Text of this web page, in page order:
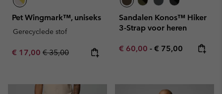
Pet Wingmark™, uniseks
Gerecyclede stof
Sale price:
€ 17,00 Regular price:
€ 35,00
Sandalen Konos™ Hiker
3-Strap voor heren
Minimum sale price:
€ 60,00 - Maximum price:
€ 75,00